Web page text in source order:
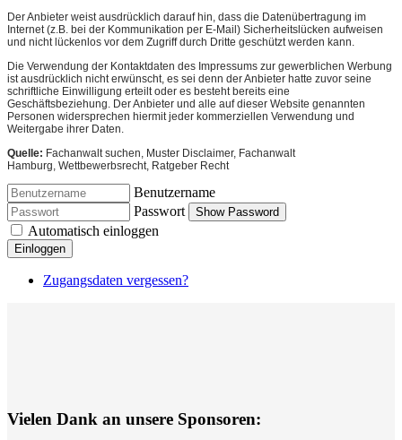
Der Anbieter weist ausdrücklich darauf hin, dass die Datenübertragung im
Internet (z.B. bei der Kommunikation per E-Mail) Sicherheitslücken aufweisen
und nicht lückenlos vor dem Zugriff durch Dritte geschützt werden kann.
Die Verwendung der Kontaktdaten des Impressums zur gewerblichen Werbung
ist ausdrücklich nicht erwünscht, es sei denn der Anbieter hatte zuvor seine
schriftliche Einwilligung erteilt oder es besteht bereits eine
Geschäftsbeziehung. Der Anbieter und alle auf dieser Website genannten
Personen widersprechen hiermit jeder kommerziellen Verwendung und
Weitergabe ihrer Daten.
Quelle: Fachanwalt suchen, Muster Disclaimer, Fachanwalt
Hamburg, Wettbewerbsrecht, Ratgeber Recht
Benutzername
Passwort
Show Password
Automatisch einloggen
Einloggen
Zugangsdaten vergessen?
Vielen Dank an unsere Sponsoren: